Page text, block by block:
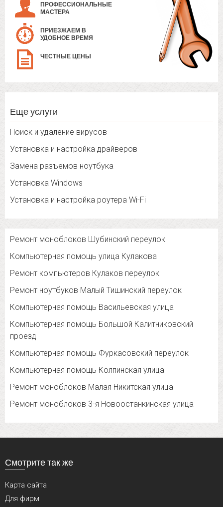
ПРОФЕССИОНАЛЬНЫЕ
МАСТЕРА
ПРИЕЗЖАЕМ В
УДОБНОЕ ВРЕМЯ
ЧЕСТНЫЕ ЦЕНЫ
Еще услуги
Поиск и удаление вирусов
Установка и настройка драйверов
Замена разъемов ноутбука
Установка Windows
Установка и настройка роутера Wi-Fi
Ремонт моноблоков Шубинский переулок
Компьютерная помощь улица Кулакова
Ремонт компьютеров Кулаков переулок
Ремонт ноутбуков Малый Тишинский переулок
Компьютерная помощь Васильевская улица
Компьютерная помощь Большой Калитниковский
проезд
Компьютерная помощь Фуркасовский переулок
Компьютерная помощь Колпинская улица
Ремонт моноблоков Малая Никитская улица
Ремонт моноблоков 3-я Новоостанкинская улица
Смотрите так же
Карта сайта
Для фирм